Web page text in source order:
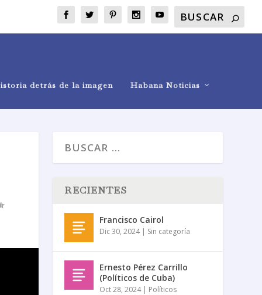
detrás de la imagen Habana Noticias
RECIENTES
Francisco Cairol
Dic 30, 2024| Sin categoría
Ernesto Pérez Carrillo
(Políticos de Cuba)
Oct 28, 2024| Políticos